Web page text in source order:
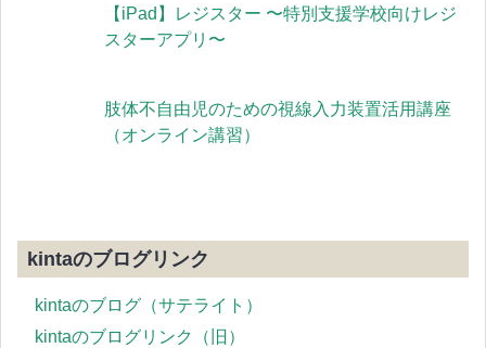
【iPad】レジスター 〜特別支援学校向けレジ
スターアプリ〜
肢体不自由児のための視線入力装置活用講座
（オンライン講習）
kintaのブログリンク
kintaのブログ（サテライト）
kintaのブログリンク（旧）